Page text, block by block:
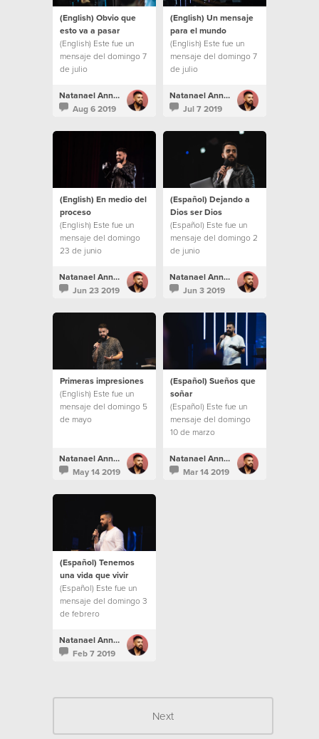
(English) Obvio que
esto va a pasar
(English) Este fue un
mensaje del domingo 7
de julio
Natanael Annacondia
Aug 6 2019
(English) Un mensaje
para el mundo
(English) Este fue un
mensaje del domingo 7
de julio
Natanael Annacondia
Jul 7 2019
(English) En medio del
proceso
(English) Este fue un
mensaje del domingo
23 de junio
Natanael Annacondia
Jun 23 2019
(Español) Dejando a
Dios ser Dios
(Español) Este fue un
mensaje del domingo 2
de junio
Natanael Annacondia
Jun 3 2019
Primeras impresiones
(English) Este fue un
mensaje del domingo 5
de mayo
Natanael Annacondia
May 14 2019
(Español) Sueños que
soñar
(Español) Este fue un
mensaje del domingo
10 de marzo
Natanael Annacondia
Mar 14 2019
(Español) Tenemos
una vida que vivir
(Español) Este fue un
mensaje del domingo 3
de febrero
Natanael Annacondia
Feb 7 2019
Next